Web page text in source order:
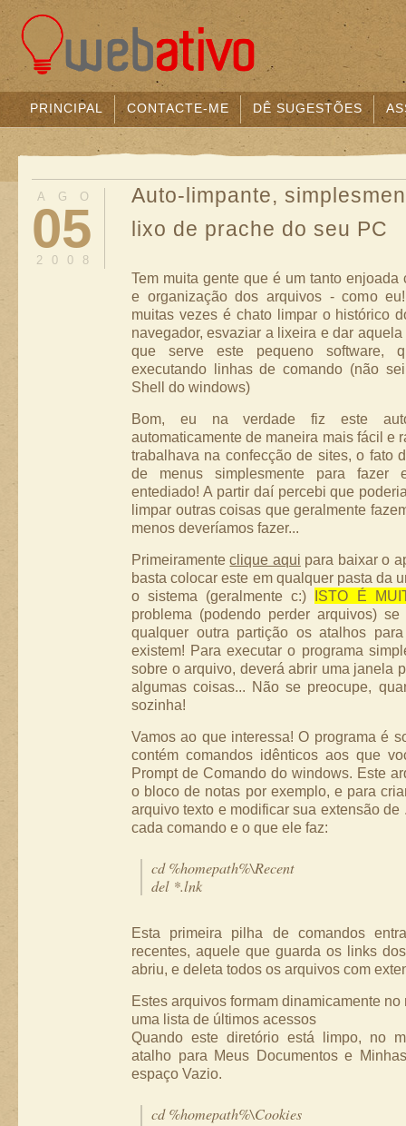
PRINCIPAL CONTACTE-ME DÊ SUGESTÕES
AGO
05
2008
Auto-limpante,
lixo de prache do seu PC
Tem muita gente que é um tanto
e organização dos arquivos - como
muitas vezes é chato limpar o histórico
navegador, esvaziar a lixeira e dar
que serve este pequeno software,
executando linhas de comando (não
Shell do windows)
Bom, eu na verdade fiz este
automaticamente de maneira mais fácil e
trabalhava na confecção de sites, o fato
de menus simplesmente para fazer
entediado! A partir daí percebi que
limpar outras coisas que geralmente
menos deveríamos fazer...
Primeiramenteclique aqui para baixar o
basta colocar este em qualquer pasta da
o sistema (geralmente c:) ISTO É
problema (podendo perder arquivos)
qualquer outra partição os atalhos
existem! Para executar o programa
sobre o arquivo, deverá abrir uma janela
algumas coisas... Não se preocupe,
sozinha!
Vamos ao que interessa! O programa é
contém comandos idênticos aos que
Prompt de Comando do windows. Este
o bloco de notas por exemplo, e para
arquivo texto e modificar sua extensão de
cada comando e o que ele faz:
cd %homepath%\Recent
del *.lnk
Esta primeira pilha de comandos
recentes, aquele que guarda os links
abriu, e deleta todos os arquivos com
Estes arquivos formam dinamicamente
uma lista de últimos acessos
Quando este diretório está limpo, no
atalho para Meus Documentos e
espaço Vazio.
cd %homepath%\Cookies